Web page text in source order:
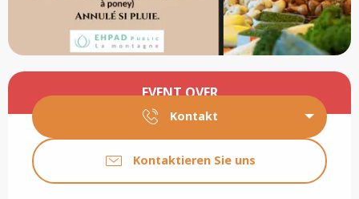
Öffnungszeiten & Kontaktdaten
EVENT OVER
Kontakt
Kontaktieren Sie uns